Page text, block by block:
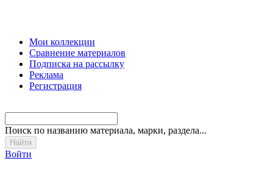
Мои коллекции
Сравнение материалов
Подписка на рассылку
Реклама
Регистрация
Поиск по названию материала, марки, раздела...
Войти